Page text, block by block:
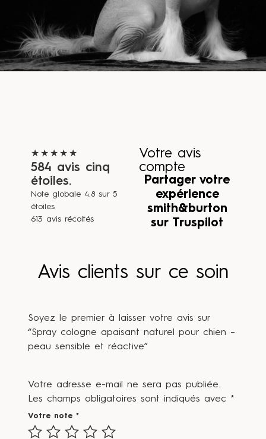
★★★★★
584 avis cinq
étoiles.
Note globale 4.8 sur 5
étoiles
613 avis récoltés
Votre avis
compte
Partager votre
expérience
smith&burton
sur Truspilot
Avis clients sur ce soin
Soyez le premier à laisser votre avis sur
“Spray cologne apaisant naturel pour chien –
peau sensible et réactive”
Votre adresse e-mail ne sera pas publiée.
Les champs obligatoires sont indiqués avec *
Votre note *